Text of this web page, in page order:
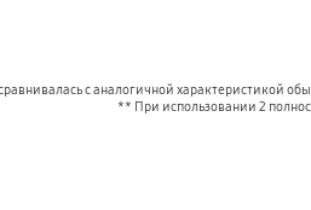
с аналогичной характеристикой
** При использовании 2